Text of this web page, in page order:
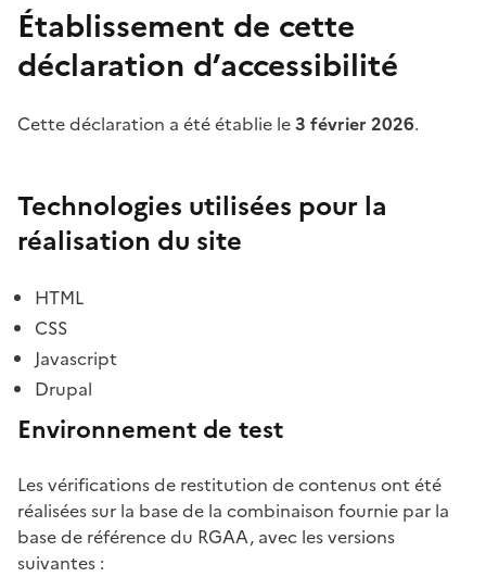
Établissement de cette
déclaration d’accessibilité
Cette déclaration a été établie le3 février 2026.
Technologies utilisées pour la
réalisation du site
HTML
CSS
Javascript
Drupal
Environnement de test
Les vérifications de restitution de contenus ont été
réalisées sur la base de la combinaison fournie par la
base de référence du RGAA, avec les versions
suivantes :